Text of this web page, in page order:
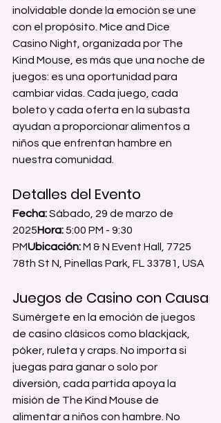
inolvidable donde la emoción se une
con el propósito. Mice and Dice
Casino Night, organizada por The
Kind Mouse, es más que una noche de
juegos: es una oportunidad para
cambiar vidas. Cada juego, cada
boleto y cada oferta en la subasta
ayudan a proporcionar alimentos a
niños que enfrentan hambre en
nuestra comunidad.
Detalles del Evento
Fecha: Sábado, 29 de marzo de
2025Hora: 5:00 PM - 9:30
PMUbicación: M & N Event Hall, 7725
78th St N, Pinellas Park, FL 33781, USA
Juegos de Casino con Causa
Sumérgete en la emoción de juegos
de casino clásicos como blackjack,
póker, ruleta y craps. No importa si
juegas para ganar o solo por
diversión, cada partida apoya la
misión de The Kind Mouse de
alimentar a niños con hambre. No